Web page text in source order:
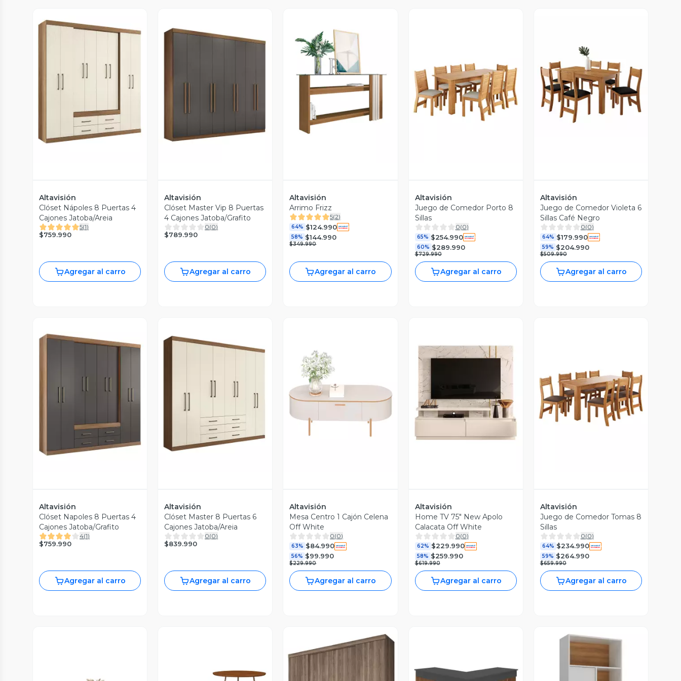
Altavisión
Clóset Nápoles 8 Puertas 4
Cajones Jatoba/Areia
5(1)
$759.990
Agregar al carro
Altavisión
Clóset Master Vip 8 Puertas
4 Cajones Jatoba/Grafito
0(0)
$789.990
Agregar al carro
Vista Previa
Altavisión
Arrimo Frizz
5(2)
64% $124.990
58% $144.990
$349.990
Agregar al carro
Vista Previa
Altavisión
Juego de Comedor Porto 8
Sillas
0(0)
65% $254.990
60% $289.990
$729.990
Agregar al carro
Vista Previa
Altavisión
Juego de Comedor Violeta 6
Sillas Café Negro
0(0)
64% $179.990
59% $204.990
$509.990
Agregar al carro
Altavisión
Clóset Napoles 8 Puertas 4
Cajones Jatoba/Grafito
4(1)
$759.990
Agregar al carro
Altavisión
Clóset Master 8 Puertas 6
Cajones Jatoba/Areia
0(0)
$839.990
Agregar al carro
Vista Previa
Altavisión
Mesa Centro 1 Cajón Celena
Off White
0(0)
63% $84.990
56% $99.990
$229.990
Agregar al carro
Vista Previa
Altavisión
Home TV 75" New Apolo
Calacata Off White
0(0)
62% $229.990
58% $259.990
$619.990
Agregar al carro
Vista Previa
Altavisión
Juego de Comedor Tomas 8
Sillas
0(0)
64% $234.990
59% $264.990
$659.990
Agregar al carro